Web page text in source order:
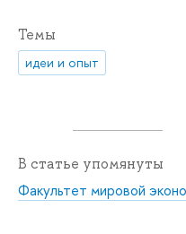
Темы
идеи и опыт
В статье упомянуты
Факультет мировой